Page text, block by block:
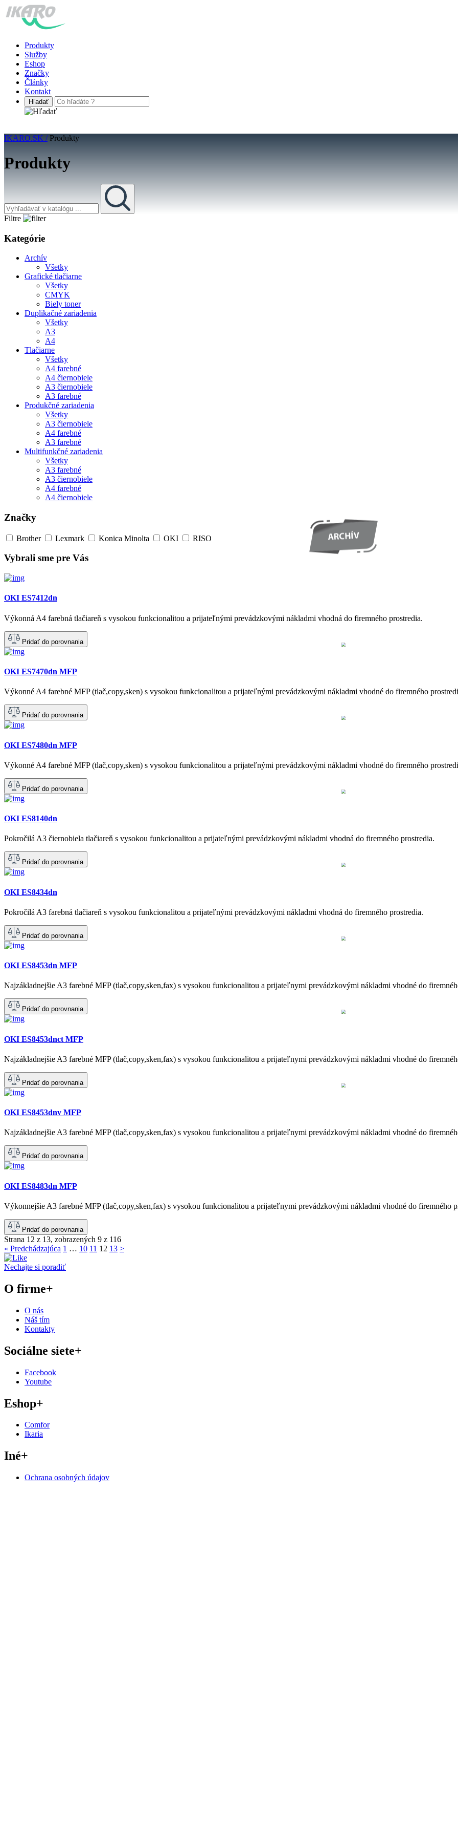
Produkty
Služby
Eshop
Značky
Články
Kontakt
IKARO.SK /Produkty
Produkty
Filtre
Kategórie
Archív
Všetky
Grafické tlačiarne
Všetky
CMYK
Biely toner
Duplikačné zariadenia
Všetky
A3
A4
Tlačiarne
Všetky
A4 farebné
A4 čiernobiele
A3 čiernobiele
A3 farebné
Produkčné zariadenia
Všetky
A3 čiernobiele
A4 farebné
A3 farebné
Multifunkčné zariadenia
Všetky
A3 farebné
A3 čiernobiele
A4 farebné
A4 čiernobiele
Značky
Brother Lexmark Konica Minolta OKI RISO
Vybrali sme pre Vás
OKI ES7412dn
Výkonná A4 farebná tlačiareň s vysokou funkcionalitou a prijateľnými prevádzkovými nákladmi vhodná do firemného prostredia.
Pridať do porovnania
OKI ES7470dn MFP
Výkonné A4 farebné MFP (tlač,copy,sken) s vysokou funkcionalitou a prijateľnými prevádzkovými nákladmi vhodné do firemného
Pridať do porovnania
OKI ES7480dn MFP
Výkonné A4 farebné MFP (tlač,copy,sken) s vysokou funkcionalitou a prijateľnými prevádzkovými nákladmi vhodné do firemného
Pridať do porovnania
OKI ES8140dn
Pokročilá A3 čiernobiela tlačiareň s vysokou funkcionalitou a prijateľnými prevádzkovými nákladmi vhodná do firemného prostredia.
Pridať do porovnania
OKI ES8434dn
Pokročilá A3 farebná tlačiareň s vysokou funkcionalitou a prijateľnými prevádzkovými nákladmi vhodná do firemného prostredia.
Pridať do porovnania
OKI ES8453dn MFP
Najzákladnejšie A3 farebné MFP (tlač,copy,sken,fax) s vysokou funkcionalitou a prijateľnymi prevádzkovými nákladmi vhodné do
Pridať do porovnania
OKI ES8453dnct MFP
Najzákladnejšie A3 farebné MFP (tlač,copy,sken,fax) s vysokou funkcionalitou a prijateľnymi prevádzkovými nákladmi vhodné do
Pridať do porovnania
OKI ES8453dnv MFP
Najzákladnejšie A3 farebné MFP (tlač,copy,sken,fax) s vysokou funkcionalitou a prijateľnymi prevádzkovými nákladmi vhodné do
Pridať do porovnania
OKI ES8483dn MFP
Výkonnejšie A3 farebné MFP (tlač,copy,sken,fax) s vysokou funkcionalitou a prijateľnymi prevádzkovými nákladmi vhodné do firemného
Pridať do porovnania
Strana 12 z 13, zobrazených 9 z 116
« Predchádzajúca 1 … 10 11 12 13 >
Nechajte si poradiť
O firme+
O nás
Náš tím
Kontakty
Sociálne siete+
Facebook
Youtube
Eshop+
Comfor
Ikaria
Iné+
Ochrana osobných údajov